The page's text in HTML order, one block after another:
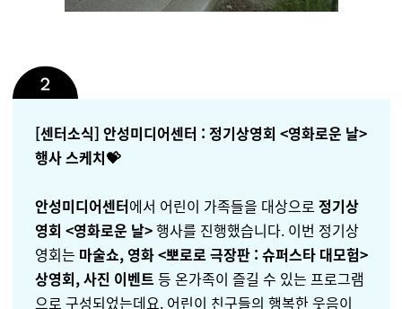
[센터소식] 안성미디어센터 : 정기상영회 <영화로운 날>
행사 스케치💝
안성미디어센터에서 어린이 가족들을 대상으로 정기상
영회 <영화로운 날>행사를 진행했습니다. 이번 정기상
영회는 마술쇼, 영화 <뽀로로 극장판 : 슈퍼스타 대모험>
상영회, 사진 이벤트 등 온가족이 즐길 수 있는 프로그램
으로 구성되었는데요. 어린이 친구들의 행복한 웃음이